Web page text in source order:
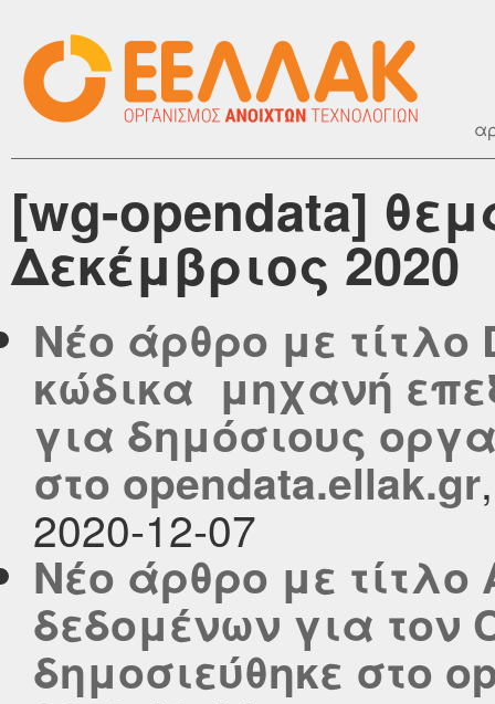
[wg-opendata]
Δεκέμβριος 2020
Νέο άρθρο με τίτλο
κώδικα μηχανή
για δημόσιους
στο opendata.ellak.gr
2020-12-07
Νέο άρθρο με τίτλο
δεδομένων για τον
δημοσιεύθηκε στο